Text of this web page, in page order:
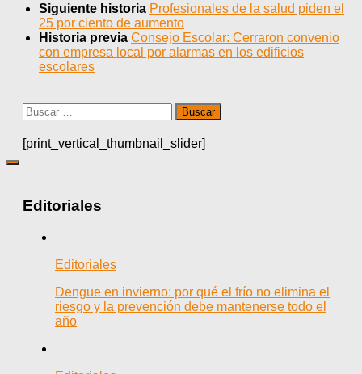
Siguiente historia Profesionales de la salud piden el
25 por ciento de aumento
Historia previa Consejo Escolar: Cerraron convenio
con empresa local por alarmas en los edificios
escolares
Buscar:
[print_vertical_thumbnail_slider]
Editoriales
Editoriales
Dengue en invierno: por qué el frío no elimina el
riesgo y la prevención debe mantenerse todo el
año